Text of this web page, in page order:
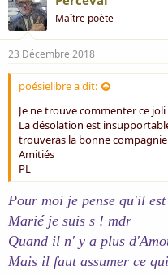
Maître poète
23 Décembre 2018
poésielibre a dit:
Je ne trouve commenter ce
La désolation est
trouveras la bonne
Amitiés
PL
Pour moi je pense qu'il
Marié je suis s ! mdr
Quand il n' y a plus
Mais il faut assumer ce